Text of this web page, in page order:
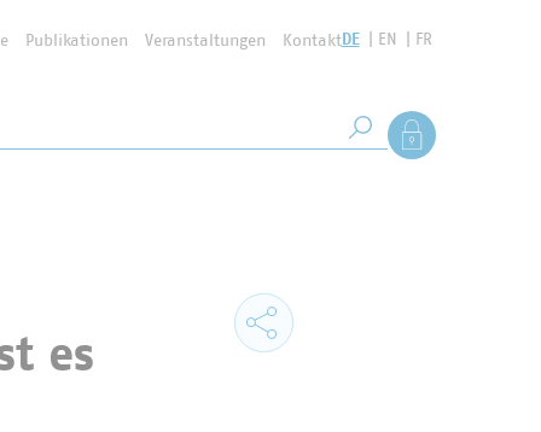
Publikationen Veranstaltungen KontaktDE EN FR
Suche starten
Als Mitglied
es